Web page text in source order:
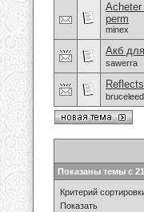
Acheter
perm
minex
Акб
sawerra
Показаны темы с
Критерий
Показать